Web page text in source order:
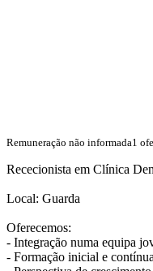
Remuneração não informada1
Rececionista em Clínica
Local: Guarda
Oferecemos:
- Integração numa equipa
- Formação inicial e